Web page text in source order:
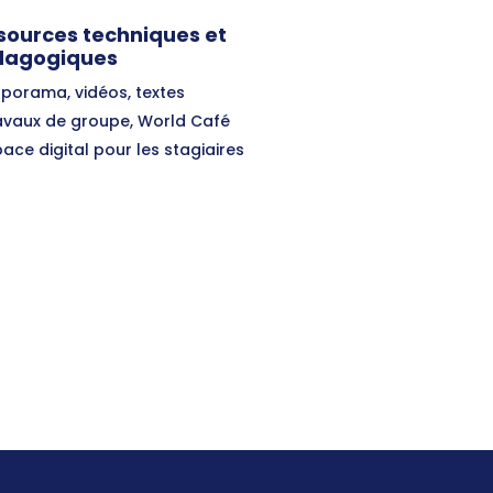
techniques et
vidéos, textes
de groupe, World Café
digital pour les stagiaires